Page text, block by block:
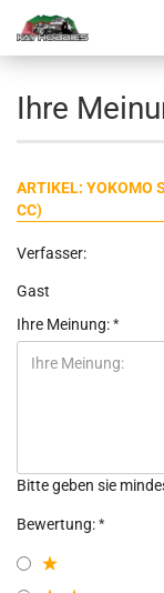
Ihre
ARTIKEL: YOKOMO
C)
Verfasser:
Gast
Ihre Meinung:
Bitte geben sie
Bewertung: